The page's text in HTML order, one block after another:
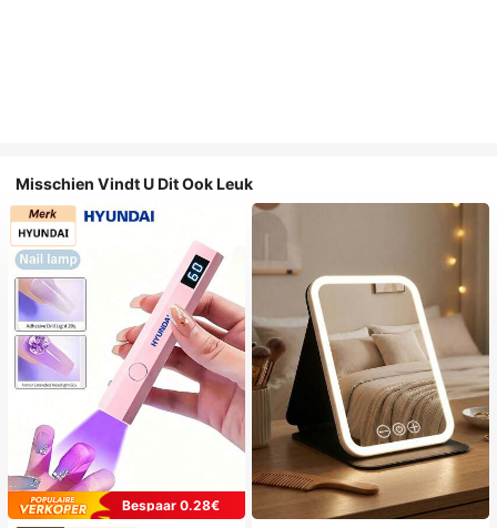
Misschien Vindt U Dit Ook Leuk
Bespaar 0.28€